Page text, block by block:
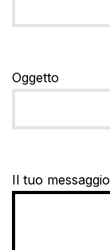
Oggetto
Il tuo messaggio